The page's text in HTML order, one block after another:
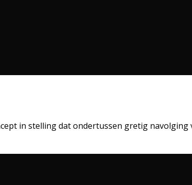
in stelling dat ondertussen gretig